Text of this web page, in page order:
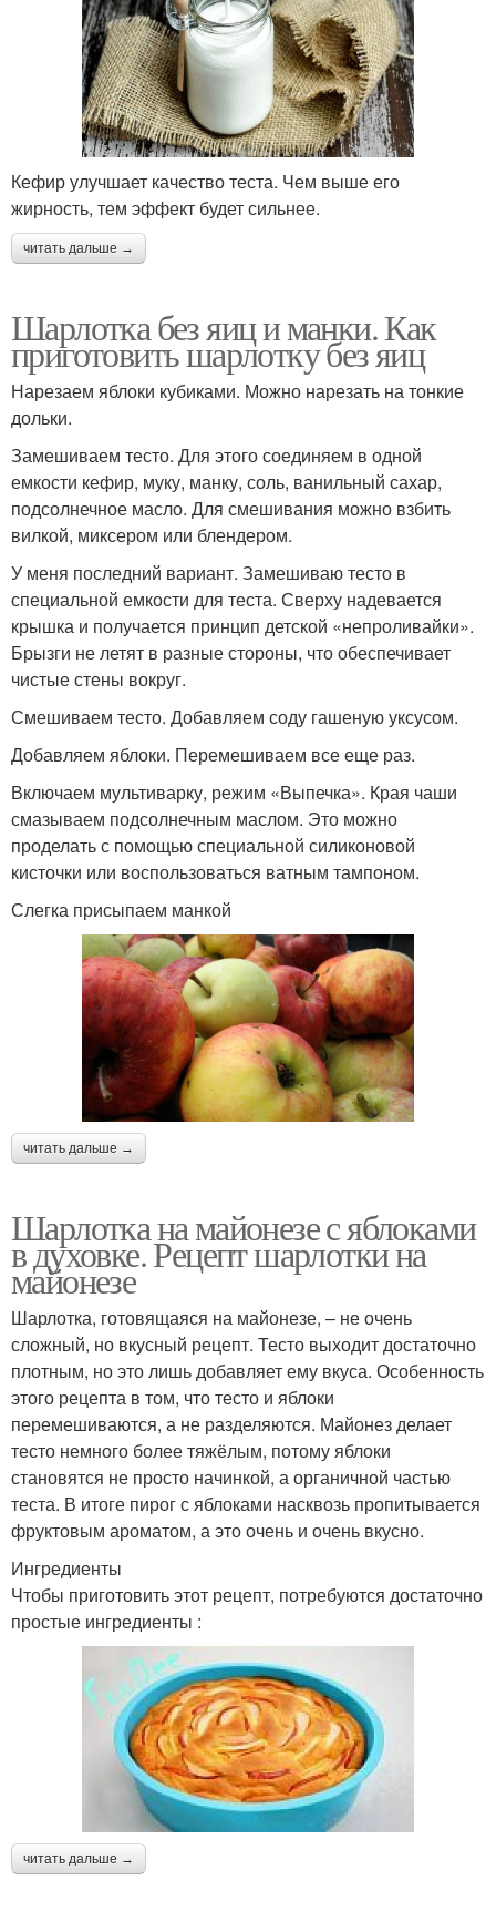
Кефир улучшает качество теста. Чем выше его
жирность, тем эффект будет сильнее.
читать дальше →
Шарлотка без яиц и манки. Как
приготовить шарлотку без яиц
Нарезаем яблоки кубиками. Можно нарезать на тонкие
дольки.
Замешиваем тесто. Для этого соединяем в одной
емкости кефир, муку, манку, соль, ванильный сахар,
подсолнечное масло. Для смешивания можно взбить
вилкой, миксером или блендером.
У меня последний вариант. Замешиваю тесто в
специальной емкости для теста. Сверху надевается
крышка и получается принцип детской «непроливайки».
Брызги не летят в разные стороны, что обеспечивает
чистые стены вокруг.
Смешиваем тесто. Добавляем соду гашеную уксусом.
Добавляем яблоки. Перемешиваем все еще раз.
Включаем мультиварку, режим «Выпечка». Края чаши
смазываем подсолнечным маслом. Это можно
проделать с помощью специальной силиконовой
кисточки или воспользоваться ватным тампоном.
Слегка присыпаем манкой
читать дальше →
Шарлотка на майонезе с яблоками
в духовке. Рецепт шарлотки на
майонезе
Шарлотка, готовящаяся на майонезе, – не очень
сложный, но вкусный рецепт. Тесто выходит достаточно
плотным, но это лишь добавляет ему вкуса. Особенность
этого рецепта в том, что тесто и яблоки
перемешиваются, а не разделяются. Майонез делает
тесто немного более тяжёлым, потому яблоки
становятся не просто начинкой, а органичной частью
теста. В итоге пирог с яблоками насквозь пропитывается
фруктовым ароматом, а это очень и очень вкусно.
Ингредиенты
Чтобы приготовить этот рецепт, потребуются достаточно
простые ингредиенты :
читать дальше →